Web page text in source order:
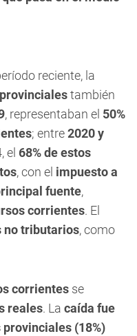
reciente, la
también
, representaban el 50%
; entre2020 y
el 68% de estos
, con el impuesto a
fuente,
corrientes. El
no tributarios, como
corrientes se
reales. La caída fue
(18%)